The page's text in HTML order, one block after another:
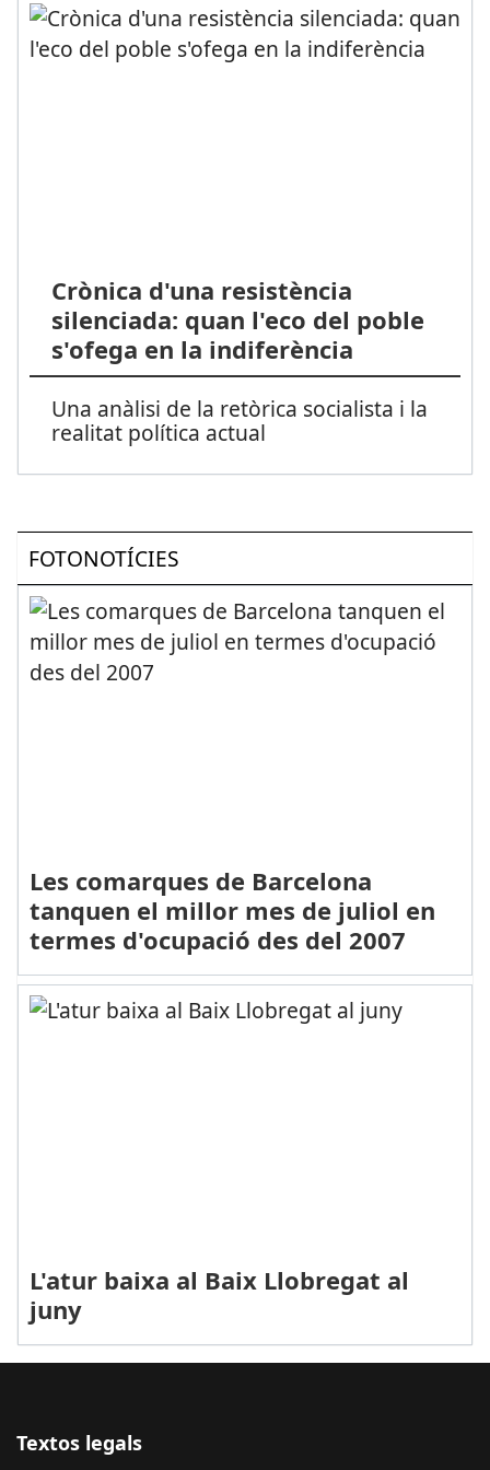
Crònica d'una resistència
silenciada: quan l'eco del poble
s'ofega en la indiferència
Una anàlisi de la retòrica socialista i la
realitat política actual
FOTONOTÍCIES
Les comarques de Barcelona
tanquen el millor mes de juliol en
termes d'ocupació des del 2007
L'atur baixa al Baix Llobregat al
juny
Textos legals